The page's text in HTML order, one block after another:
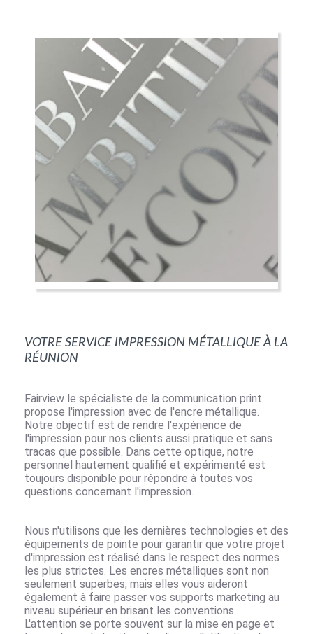
Votre service impression métallique à la
Réunion
Fairview le spécialiste de la communication print
propose l'impression avec de l'encre métallique.
Notre objectif est de rendre l'expérience de
l'impression pour nos clients aussi pratique et sans
tracas que possible. Dans cette optique, notre
personnel hautement qualifié et expérimenté est
toujours disponible pour répondre à toutes vos
questions concernant l'impression.
Nous n'utilisons que les dernières technologies et des
équipements de pointe pour garantir que votre projet
d'impression est réalisé dans le respect des normes
les plus strictes. Les encres métalliques sont non
seulement superbes, mais elles vous aideront
également à faire passer vos supports marketing au
niveau supérieur en brisant les conventions.
L'attention se porte souvent sur la mise en page et